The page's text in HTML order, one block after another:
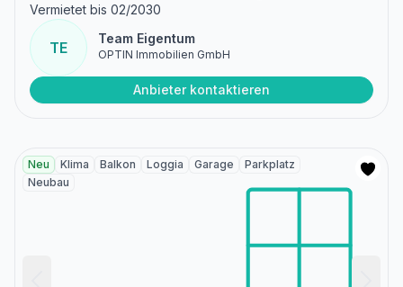
Vermietet bis 02/2030
TE
Team Eigentum
OPTIN Immobilien GmbH
Anbieter kontaktieren
Neu Klima Balkon Loggia Garage
Parkplatz
Neubau